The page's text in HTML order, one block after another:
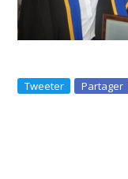
Tweeter Partager